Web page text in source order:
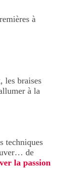
à
les braises
à la
techniques
de
la passion